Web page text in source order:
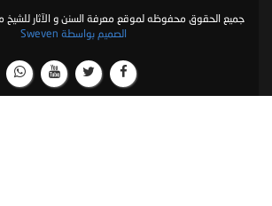
جميع الحقوق محفوظه لموقع معرفة السنن و الآثار للشيخ ماهر
الصميم بواسطة Sweven